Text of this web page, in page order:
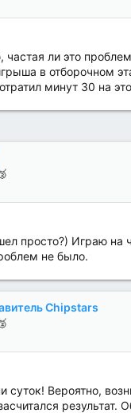
частая ли это
в отборочном
минут 30 на
просто?) Играю на
не было.
Chipstars
суток! Вероятно,
результат.